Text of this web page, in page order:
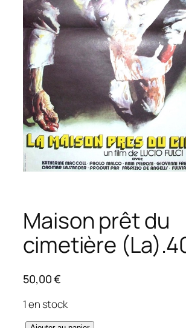
Maison prêt du
cimetière
50,00€
1 en stock